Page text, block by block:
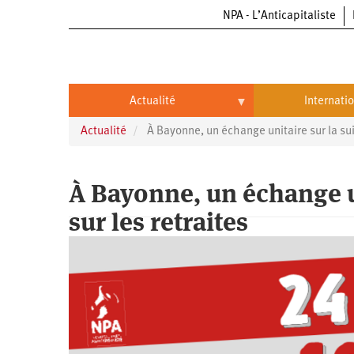
NPA - L’Anticapitaliste
Actualité
Actualité
Entreprises
Entreprises
Automobile
Aéronautique
Commerce
Oppressions
Oppressions
Antiracisme
Féminisme
Économie
Écologie
Éducation
International
Chine
États-
Continents
Afrique
Actualité À Bayonne, un échange unitaire sur la
À Bayonne, un
sur les retraites